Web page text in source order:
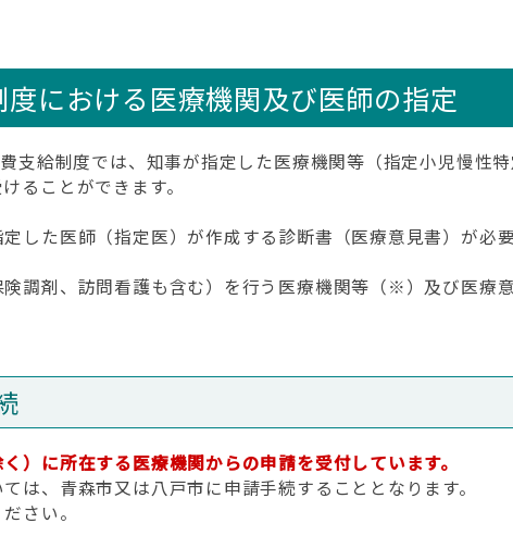
における医療機関及び医師の指定
給制度では、知事が指定した医療機関等（指定小児慢性
ることができます。
した医師（指定医）が作成する診断書（医療意見書）が必要
調剤、訪問看護も含む）を行う医療機関等（※）及び医療
）に所在する医療機関からの申請を受付しています。
、青森市又は八戸市に申請手続することとなります。
さい。